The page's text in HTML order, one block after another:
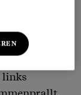
mit irre
links